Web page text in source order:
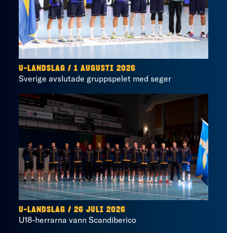
U-LANDSLAG / 1 AUGUSTI 2026
Sverige avslutade gruppspelet med seger
U-LANDSLAG / 26 JULI 2026
U18-herrarna vann Scandiberico